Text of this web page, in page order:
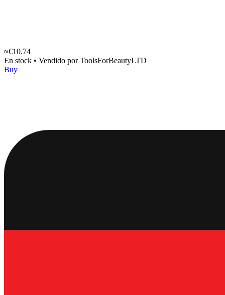
≈€10.74
En stock • Vendido porToolsForBeautyLTD
Buy